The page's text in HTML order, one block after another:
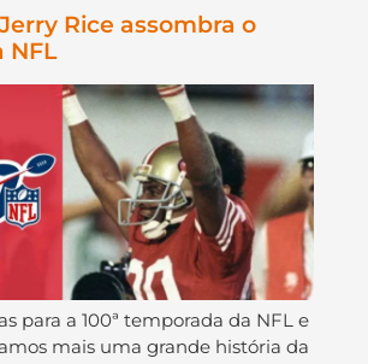
Jerry Rice assombra o
NFL
para a 100ª temporada da NFL e
mais uma grande história da